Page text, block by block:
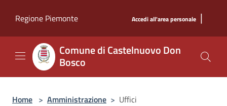
Regione Piemonte
Accedi all'area personale |
Comune di Castelnuovo Don
Bosco
Home > Amministrazione > Uffici